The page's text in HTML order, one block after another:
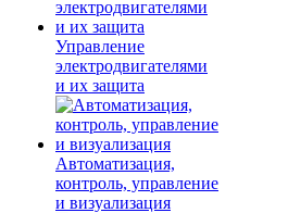
Управление
электродвигателями
и их защита
Автоматизация,
контроль, управление
и визуализация